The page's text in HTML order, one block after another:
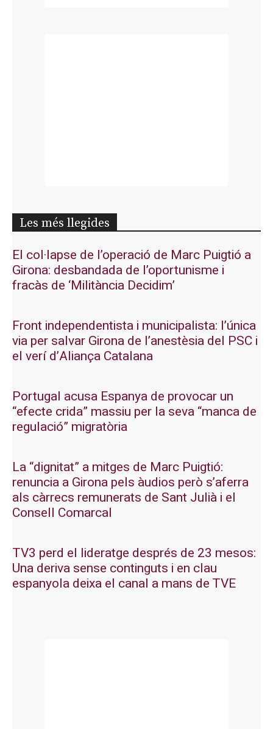
Les més llegides
El col·lapse de l’operació de Marc Puigtió a
Girona: desbandada de l’oportunisme i
fracàs de ‘Militància Decidim’
Front independentista i municipalista: l’única
via per salvar Girona de l’anestèsia del PSC i
el verí d’Aliança Catalana
Portugal acusa Espanya de provocar un
“efecte crida” massiu per la seva “manca de
regulació” migratòria
La “dignitat” a mitges de Marc Puigtió:
renuncia a Girona pels àudios però s’aferra
als càrrecs remunerats de Sant Julià i el
Consell Comarcal
TV3 perd el lideratge després de 23 mesos:
Una deriva sense continguts i en clau
espanyola deixa el canal a mans de TVE